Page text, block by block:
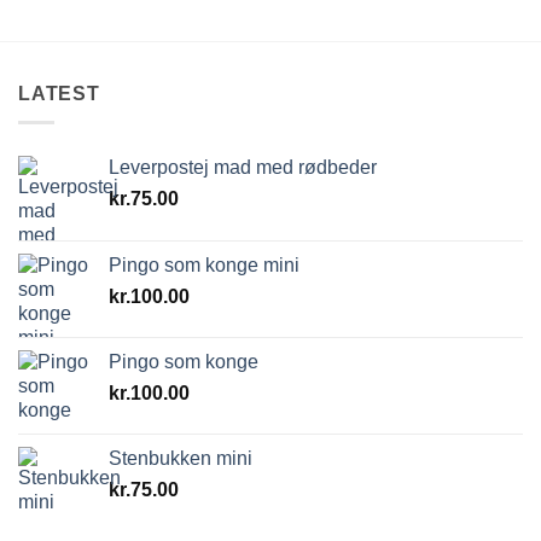
LATEST
Leverpostej mad med rødbeder
kr.75.00
Pingo som konge mini
kr.100.00
Pingo som konge
kr.100.00
Stenbukken mini
kr.75.00